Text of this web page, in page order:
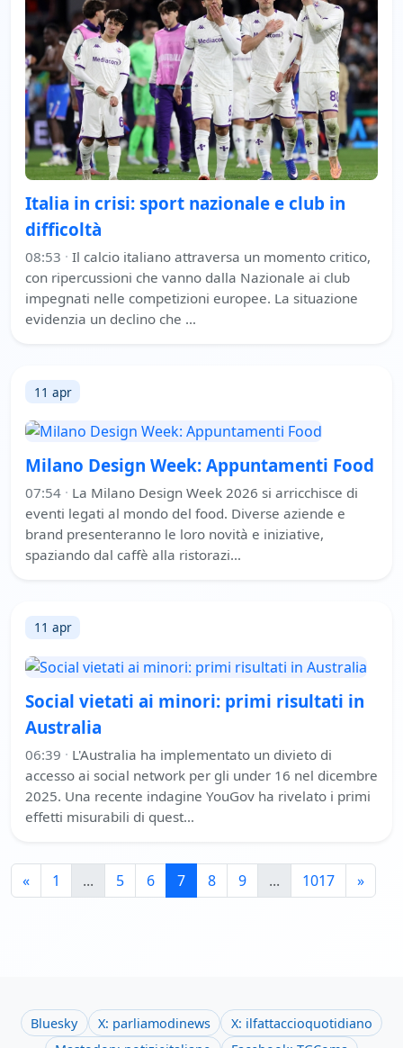
Italia in crisi: sport nazionale e club in
difficoltà
08:53 · Il calcio italiano attraversa un momento critico,
con ripercussioni che vanno dalla Nazionale ai club
impegnati nelle competizioni europee. La situazione
evidenzia un declino che …
11 apr
Milano Design Week: Appuntamenti Food
07:54 · La Milano Design Week 2026 si arricchisce di
eventi legati al mondo del food. Diverse aziende e
brand presenteranno le loro novità e iniziative,
spaziando dal caffè alla ristorazi…
11 apr
Social vietati ai minori: primi risultati in
Australia
06:39 · L'Australia ha implementato un divieto di
accesso ai social network per gli under 16 nel dicembre
2025. Una recente indagine YouGov ha rivelato i primi
effetti misurabili di quest…
« 1 ... 5 6 7 8 9 ... 1017 »
Bluesky X: parliamodinews
X: ilfattaccioquotidiano